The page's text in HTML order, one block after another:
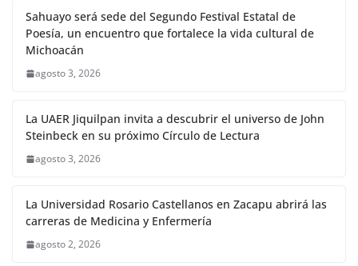
Sahuayo será sede del Segundo Festival Estatal de
Poesía, un encuentro que fortalece la vida cultural de
Michoacán
agosto 3, 2026
La UAER Jiquilpan invita a descubrir el universo de John
Steinbeck en su próximo Círculo de Lectura
agosto 3, 2026
La Universidad Rosario Castellanos en Zacapu abrirá las
carreras de Medicina y Enfermería
agosto 2, 2026